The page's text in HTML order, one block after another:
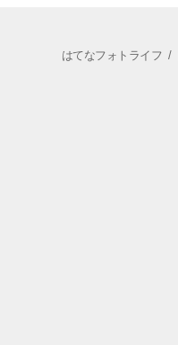
はてなフォトライフ /